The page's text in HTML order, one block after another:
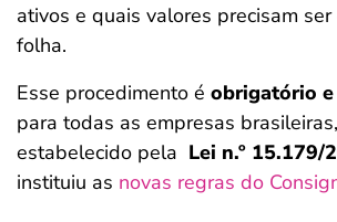
ativos e quais valores precisam
folha.
Esse procedimento é obrigatório
para todas as empresas
estabelecido pela Lei n.º 15.179/
instituiu as novas regras do